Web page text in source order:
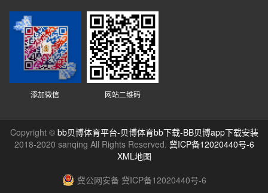
添加微信 网站二维码
Copyright © bb贝博体育平台-贝博体育bb下载-BB贝博app下载安装
2018-2020 sanqing All Rights Reserved. 冀ICP备12020440号-6
XML地图
冀公网安备 冀ICP备12020440号-6